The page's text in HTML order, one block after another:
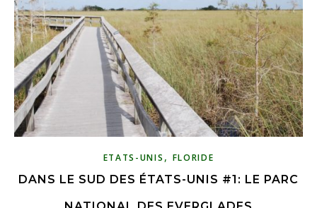
ETATS-UNIS , FLORIDE
DANS LE SUD DES ÉTATS-UNIS #1: LE PARC